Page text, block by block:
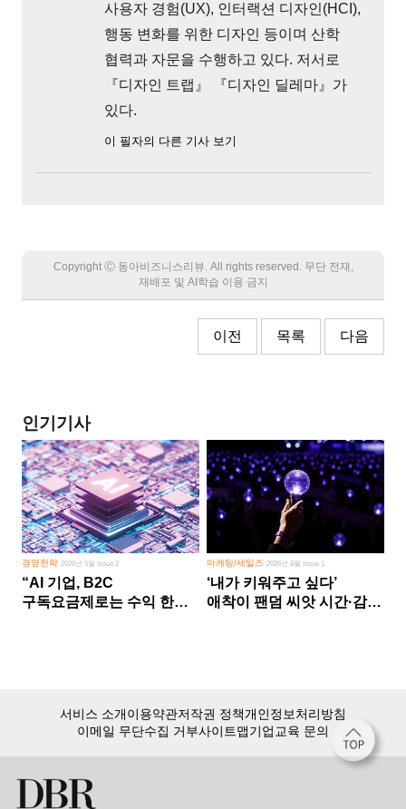
사용자 경험(UX), 인터랙션 디자인(HCI),
행동 변화를 위한 디자인 등이며 산학
협력과 자문을 수행하고 있다. 저서로
『디자인 트랩』 『디자인 딜레마』가
있다.
이 필자의 다른 기사 보기
Copyright Ⓒ 동아비즈니스리뷰. All rights reserved. 무단 전재,
재배포 및 AI학습 이용 금지
이전 목록 다음
인기기사
경영전략2026년 5월 Issue 2
“AI 기업, B2C
구독요금제로는 수익 한계
마케팅/세일즈 2026년 8월 Issue 1
‘내가 키워주고 싶다’
애착이 팬덤 씨앗 시간·감정
서비스 소개이용약관저작권 정책개인정보처리방침
이메일 무단수집 거부사이트맵기업교육 문의